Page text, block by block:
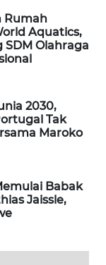
Rumah
Aquatics,
SDM Olahraga
2030,
Tak
Maroko
Babak
Jaissle,